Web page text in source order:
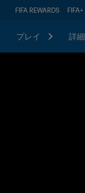
FIFA REWARDS FIFA+
プレイ 詳細